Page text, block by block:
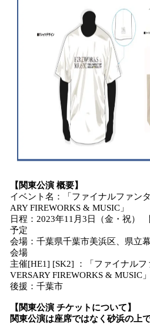
【関東公演 概要】
イベント名：「ファイナルファン
ARY FIREWORKS & MUSIC」
日程：2023年11月3日（金・祝）
予定
会場：千葉県千葉市美浜区、県立
会場
主催[HE1] [SK2] ：「ファイナル
VERSARY FIREWORKS & MUSIC
後援：千葉市
【関東公演 チケットについて】
関東公演は座席ではなく砂浜の上